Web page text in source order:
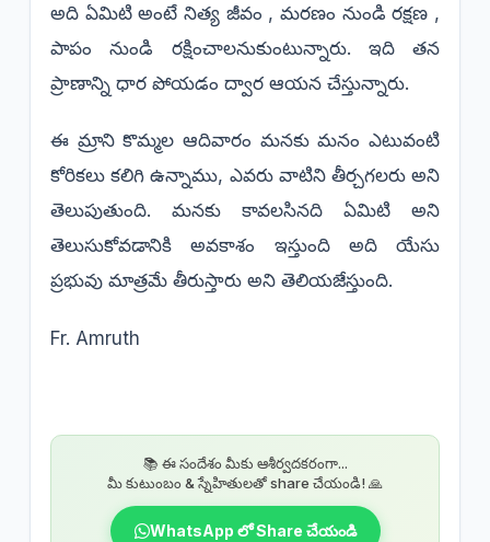
అది ఏమిటి అంటే నిత్య జీవం , మరణం నుండి రక్షణ ,
పాపం నుండి రక్షించాలనుకుంటున్నారు. ఇది తన
ప్రాణాన్ని ధార పోయడం ద్వార ఆయన చేస్తున్నారు.
ఈ మ్రాని కొమ్మల ఆదివారం మనకు మనం ఎటువంటి
కోరికలు కలిగి ఉన్నాము, ఎవరు వాటిని తీర్చగలరు అని
తెలుపుతుంది. మనకు కావలసినది ఏమిటి అని
తెలుసుకోవడానికి అవకాశం ఇస్తుంది అది యేసు
ప్రభువు మాత్రమే తీరుస్తారు అని తెలియజేస్తుంది.
Fr. Amruth
📚 ఈ సందేశం మీకు ఆశీర్వదకరంగా...
మీ కుటుంబం & స్నేహితులతో share చేయండి! 🙏
WhatsApp లో Share చేయండి